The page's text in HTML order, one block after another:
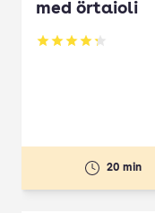
med örtaioli
Betyg: 4.27 av 5
20 min